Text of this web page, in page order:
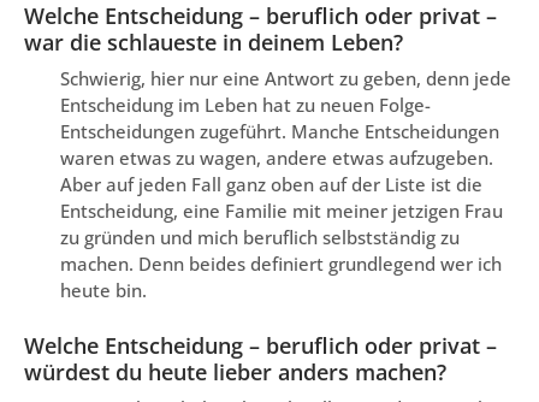
Welche Entscheidung – beruflich oder privat –
war die schlaueste in deinem Leben?
Schwierig, hier nur eine Antwort zu geben, denn jede
Entscheidung im Leben hat zu neuen Folge-
Entscheidungen zugeführt. Manche Entscheidungen
waren etwas zu wagen, andere etwas aufzugeben.
Aber auf jeden Fall ganz oben auf der Liste ist die
Entscheidung, eine Familie mit meiner jetzigen Frau
zu gründen und mich beruflich selbstständig zu
machen. Denn beides definiert grundlegend wer ich
heute bin.
Welche Entscheidung – beruflich oder privat –
würdest du heute lieber anders machen?